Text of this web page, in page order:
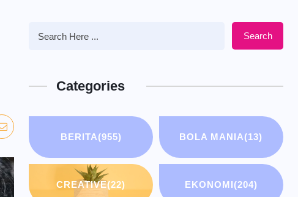
Search
Categories
BERITA(955) BOLA MANIA(13)
CREATIVE(22) EKONOMI(204)